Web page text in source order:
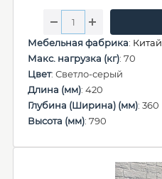
Мебельная фабрика:
Макс. нагрузка (кг): 70
Цвет: Светло-серый
Длина (мм): 420
Глубина (Ширина) (мм): 360
Высота (мм): 790